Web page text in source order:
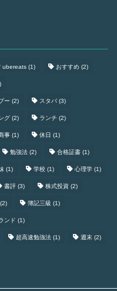
ubereats (1) おすすめ (2)
ー (2) スタバ (3)
グ (2) ランチ (2)
事 (1) 休日 (1)
勉強法 (2) 合格証書 (1)
(1) 学校 (1) 心理学 (1)
書評 (3) 株式投資 (2)
(2) 簿記三級 (1)
ンド (1)
超高速勉強法 (1) 週末 (2)